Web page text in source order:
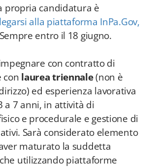
propria candidatura è
alla piattaforma InPa.Gov,
entro il 18 giugno.
con contratto di
con laurea triennale(non è
ed esperienza lavorativa
a 7 anni, in attività di
e procedurale e gestione di
Sarà considerato elemento
maturato la suddetta
utilizzando piattaforme